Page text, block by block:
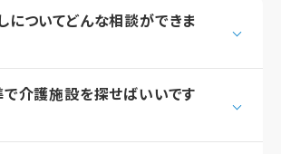
についてどんな相談ができま
で介護施設を探せばいいです